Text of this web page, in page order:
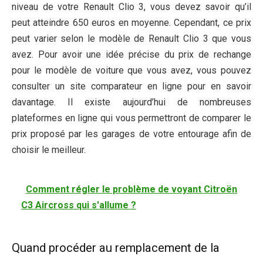
niveau de votre Renault Clio 3, vous devez savoir qu’il
peut atteindre 650 euros en moyenne. Cependant, ce prix
peut varier selon le modèle de Renault Clio 3 que vous
avez. Pour avoir une idée précise du prix de rechange
pour le modèle de voiture que vous avez, vous pouvez
consulter un site comparateur en ligne pour en savoir
davantage. Il existe aujourd’hui de nombreuses
plateformes en ligne qui vous permettront de comparer le
prix proposé par les garages de votre entourage afin de
choisir le meilleur.
Comment régler le problème de voyant Citroën
C3 Aircross qui s'allume ?
Quand procéder au remplacement de la